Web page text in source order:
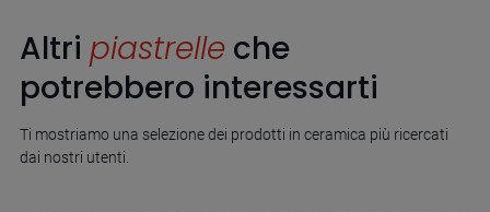
Altri piastrelleche
potrebbero interessarti
Ti mostriamo una selezione dei prodotti in ceramica più ricercati
dai nostri utenti.